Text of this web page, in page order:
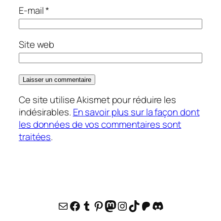
E-mail*
Site web
Ce site utilise Akismet pour réduire les
indésirables. En savoir plus sur la façon dont
les données de vos commentaires sont
traitées.
E-mailFacebook
Tumblr
Pinterest
Mastodon
Instagram
TikTok
Patreon
Discord